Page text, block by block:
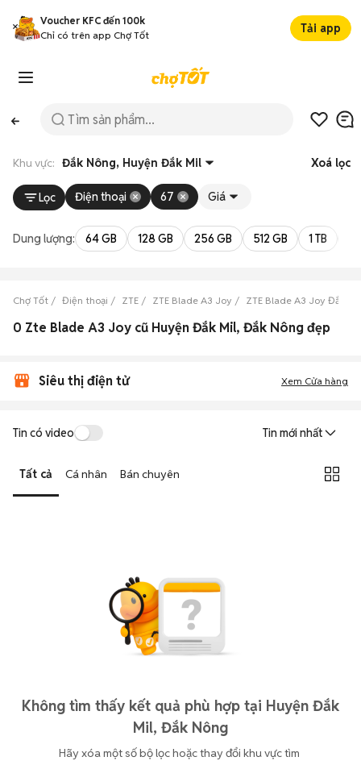
Voucher KFC đến 100k
Chỉ có trên app Chợ Tốt
Tải app
Khu vực: Đắk Nông, Huyện Đắk Mil Xoá lọc
Lọc Điện thoại 67 Giá
Dung lượng: 64 GB 128 GB 256 GB 512 GB 1 TB
Chợ Tốt Điện thoại ZTE ZTE Blade A3 Joy ZTE Blade A3 Joy Đắk
0 Zte Blade A3 Joy cũ Huyện Đắk Mil, Đắk Nông đẹp
Siêu thị điện tử Xem Cửa hàng
Tin có video Tin mới nhất
Tất cả Cá nhân Bán chuyên
Không tìm thấy kết quả phù hợp tại Huyện Đắk
Mil, Đắk Nông
Hãy xóa một số bộ lọc hoặc thay đổi khu vực tìm